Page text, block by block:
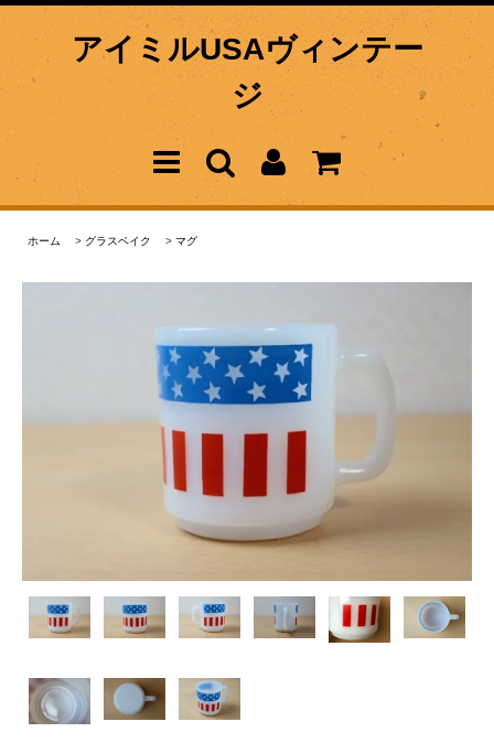
アイミルUSAヴィンテー
ジ
ホーム > グラスベイク > マグ